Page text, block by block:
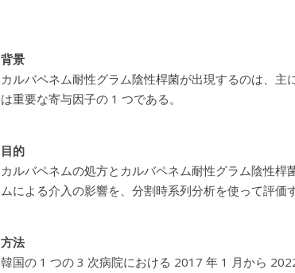
背景
カルバペネム耐性グラム陰性桿菌が出現するのは、
は重要な寄与因子の 1 つである。
目的
カルバペネムの処方とカルバペネム耐性グラム陰性
ムによる介入の影響を、分割時系列分析を使って評価
方法
韓国の 1 つの 3 次病院における 2017 年 1 月から